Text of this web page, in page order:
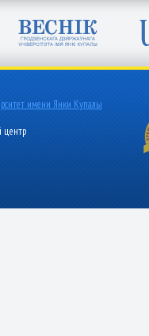
имени Янки Купалы
центр